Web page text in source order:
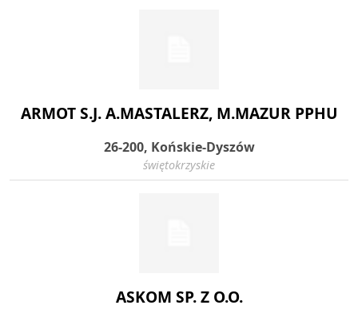
ARMOT S.J. A.MASTALERZ, M.MAZUR PPHU
26-200, Końskie-Dyszów
świętokrzyskie
ASKOM SP. Z O.O.